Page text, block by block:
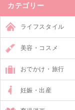
カテゴリー
ライフスタイル
美容・コスメ
おでかけ・旅行
妊娠・出産